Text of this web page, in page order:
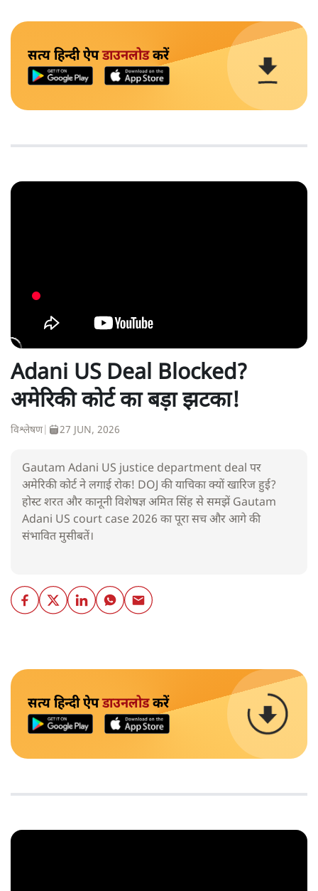
सत्य हिन्दी ऐपडाउनलोडकरें
Adani US Deal Blocked?
अमेरिकी कोर्ट का बड़ा झटका!
विश्लेषण| 27 JUN, 2026
Gautam Adani US justice department deal पर
अमेरिकी कोर्ट ने लगाई रोक! DOJ की याचिका क्यों खारिज हुई?
होस्ट शरत और कानूनी विशेषज्ञ अमित सिंह से समझें Gautam
Adani US court case 2026 का पूरा सच और आगे की
संभावित मुसीबतें।
सत्य हिन्दी ऐपडाउनलोडकरें